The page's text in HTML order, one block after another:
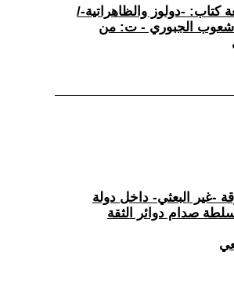
كتاب: -دولوز والظاهراتية-/
شعوب الجبوري - ت: من
-غير البعثي- داخل دولة
صدام دوائر الثقة